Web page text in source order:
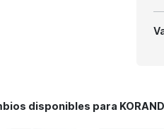
disponibles para